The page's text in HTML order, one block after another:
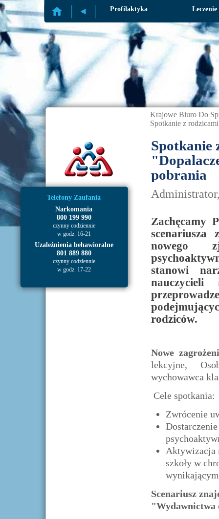
Profilaktyka Leczenie
Telefony Zaufania
Narkomania
800 199 990
czynny codziennie
w godz. 16-21
Uzależnienia behawioralne
801 889 880
czynny codziennie
w godz. 17-22
Krajowe Biuro Do
Spotkanie z
Spotkanie
pobrania
Zachęcamy
nowego
stanowi
rodziców.
Nowe
lekcyjne,
wychowawca
Cele spotkania:
Zwrócenie
Aktywizacja
szkoły w
Scenariusz
"Wydawnictwa